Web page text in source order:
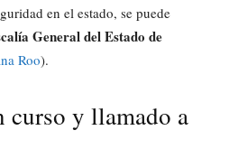
en el estado, se puede
General del Estado de
Roo).
curso y llamado a